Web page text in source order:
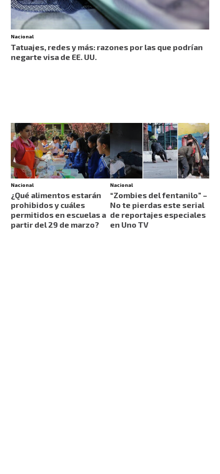
Nacional
Tatuajes, redes y más: razones por las que podrían
negarte visa de EE. UU.
Nacional
¿Qué alimentos estarán
prohibidos y cuáles
permitidos en escuelas a
partir del 29 de marzo?
Nacional
“Zombies del fentanilo” –
No te pierdas este serial
de reportajes especiales
en Uno TV